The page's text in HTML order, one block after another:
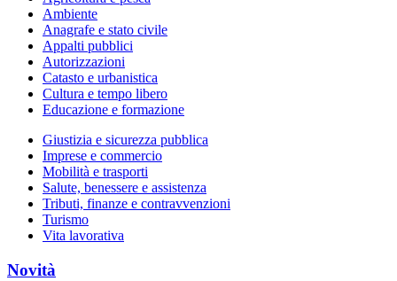
Ambiente
Anagrafe e stato civile
Appalti pubblici
Autorizzazioni
Catasto e urbanistica
Cultura e tempo libero
Educazione e formazione
Giustizia e sicurezza pubblica
Imprese e commercio
Mobilità e trasporti
Salute, benessere e assistenza
Tributi, finanze e contravvenzioni
Turismo
Vita lavorativa
Novità